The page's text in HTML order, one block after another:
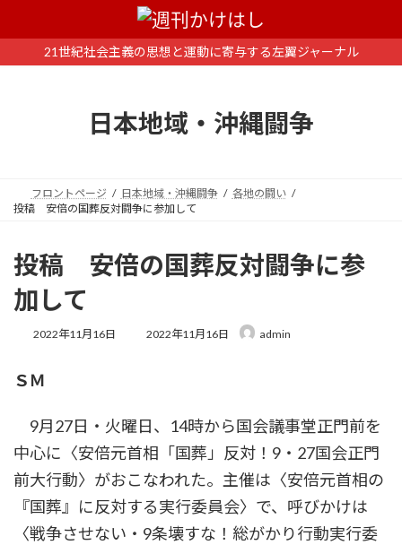
ン
ー
21世紀社会主義の思想と運動に寄与する左翼ジャーナル
日本地域・沖縄闘争
フロントページ 日本地域・沖縄闘争
各地の闘い
投稿 安倍の国葬反対闘争に参加して
投稿 安倍の国葬反対闘争に参
加して
2022年11月16日
最
:
2022年11月16日 admin
ＳＭ
9月27日・火曜日、14時から国会議事堂正門前を
中心に〈安倍元首相「国葬」反対！9・27国会正門
前大行動〉がおこなわれた。主催は〈安倍元首相の
『国葬』に反対する実行委員会〉で、呼びかけは
〈戦争させない・9条壊すな！総がかり行動実行委